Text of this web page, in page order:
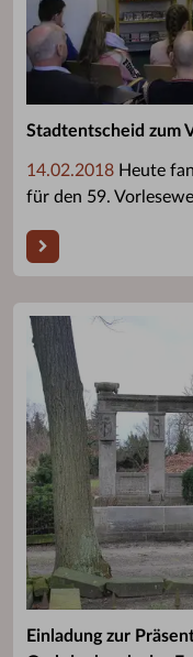
Stadtentscheid zum
14.02.2018 Heute
für den 59.
Einladung zur